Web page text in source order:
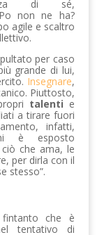
di sé,
non ne ha?
agile e scaltro
per caso
grande di lui,
Insegnare,
Piuttosto,
talenti e
a tirare fuori
infatti,
è esposto
che ama, le
per dirla con il
stesso”.
che è
tentativo di